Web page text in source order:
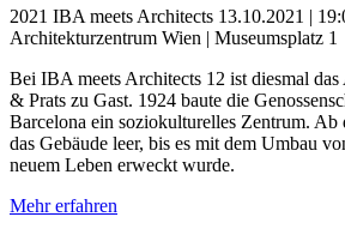
2021 IBA meets Architects 13.10.2021 |
Architekturzentrum Wien | Museumsplatz 1
Bei IBA meets Architects 12 ist diesmal
& Prats zu Gast. 1924 baute die
Barcelona ein soziokulturelles Zentrum. Ab
das Gebäude leer, bis es mit dem Umbau
neuem Leben erweckt wurde.
Mehr erfahren